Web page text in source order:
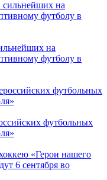
на
футболу в
футбольных